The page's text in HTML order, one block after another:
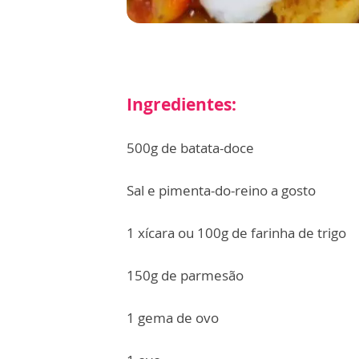
Ingredientes:
500g de batata-doce
Sal e pimenta-do-reino a gosto
1 xícara ou 100g de farinha de trigo
150g de parmesão
1 gema de ovo